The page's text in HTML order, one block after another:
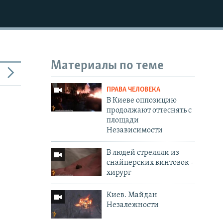
Материалы по теме
ПРАВА ЧЕЛОВЕКА
В Киеве оппозицию
продолжают оттеснять с
площади
Независимости
В людей стреляли из
снайперских винтовок -
хирург
Киев. Майдан
Незалежности